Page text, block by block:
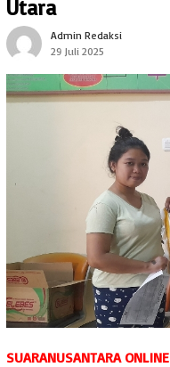
Utara
Admin Redaksi
29 Juli 2025
SUARANUSANTARA ONLINE